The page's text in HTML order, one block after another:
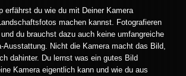
erfährst du wie du mit Deiner Kamera
machen kannst. Fotografieren
du brauchst dazu auch keine umfangreiche
Ausstattung. Nicht die Kamera macht das Bild,
dahinter. Du lernst was ein gutes Bild
Kamera eigentlich kann und wie du aus